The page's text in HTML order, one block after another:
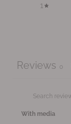
1
Reviews 0
With media